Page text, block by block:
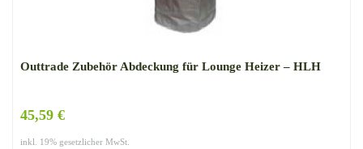
Outtrade Zubehör Abdeckung für Lounge Heizer – HLH
45,59 €
inkl. 19% gesetzlicher MwSt.